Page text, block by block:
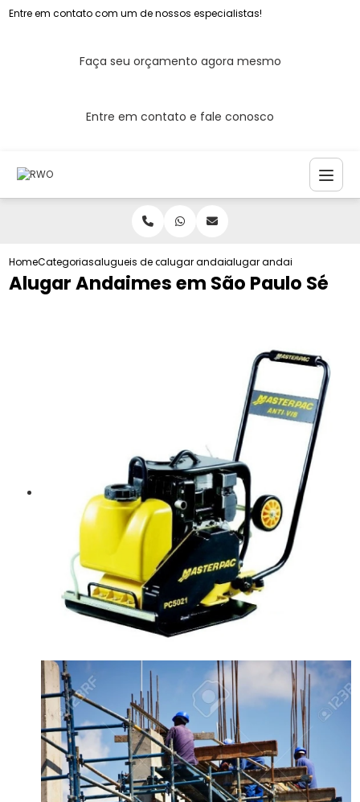
Entre em contato com um de nossos especialistas!
Faça seu orçamento agora mesmo
Entre em contato e fale conosco
HomeCategoriasalugueis de andaimesalugar andaime tubularalugar andaimes em sao
Alugar Andaimes em São Paulo Sé